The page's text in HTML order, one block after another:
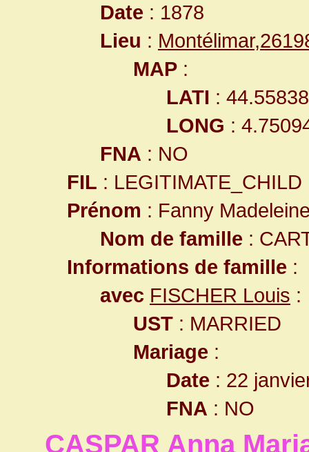
Date : 1878
Lieu :
MAP :
LATI :
LONG :
FNA : NO
FIL : LEGITIMATE_CHILD
Prénom : Fanny
Nom de famille :
Informations de famille :
avec FISCHER Louis :
UST : MARRIED
Mariage :
Date : 22
FNA : NO
CASPAR Anna